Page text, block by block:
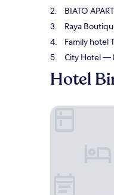
BIATO
Raya
Family hotel
City Hotel—
Hotel
Hotel Paloma